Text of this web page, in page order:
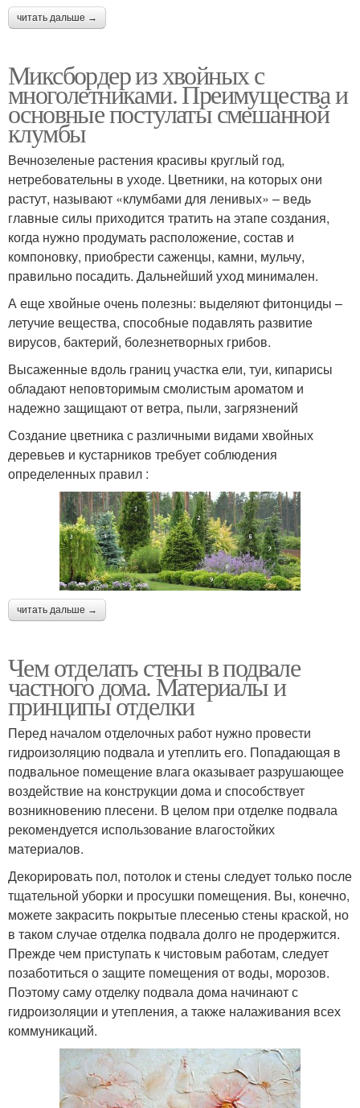
читать дальше →
Миксбордер из хвойных с
многолетниками. Преимущества и
основные постулаты смешанной
клумбы
Вечнозеленые растения красивы круглый год,
нетребовательны в уходе. Цветники, на которых они
растут, называют «клумбами для ленивых» – ведь
главные силы приходится тратить на этапе создания,
когда нужно продумать расположение, состав и
компоновку, приобрести саженцы, камни, мульчу,
правильно посадить. Дальнейший уход минимален.
А еще хвойные очень полезны: выделяют фитонциды –
летучие вещества, способные подавлять развитие
вирусов, бактерий, болезнетворных грибов.
Высаженные вдоль границ участка ели, туи, кипарисы
обладают неповторимым смолистым ароматом и
надежно защищают от ветра, пыли, загрязнений
Создание цветника с различными видами хвойных
деревьев и кустарников требует соблюдения
определенных правил :
читать дальше →
Чем отделать стены в подвале
частного дома. Материалы и
принципы отделки
Перед началом отделочных работ нужно провести
гидроизоляцию подвала и утеплить его. Попадающая в
подвальное помещение влага оказывает разрушающее
воздействие на конструкции дома и способствует
возникновению плесени. В целом при отделке подвала
рекомендуется использование влагостойких
материалов.
Декорировать пол, потолок и стены следует только после
тщательной уборки и просушки помещения. Вы, конечно,
можете закрасить покрытые плесенью стены краской, но
в таком случае отделка подвала долго не продержится.
Прежде чем приступать к чистовым работам, следует
позаботиться о защите помещения от воды, морозов.
Поэтому саму отделку подвала дома начинают с
гидроизоляции и утепления, а также налаживания всех
коммуникаций.